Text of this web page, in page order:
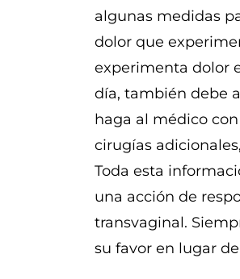
algunas medidas
dolor que
experimenta dolor
día, también debe
haga al médico
cirugías
Toda esta
una acción de
transvaginal.
su favor en lugar